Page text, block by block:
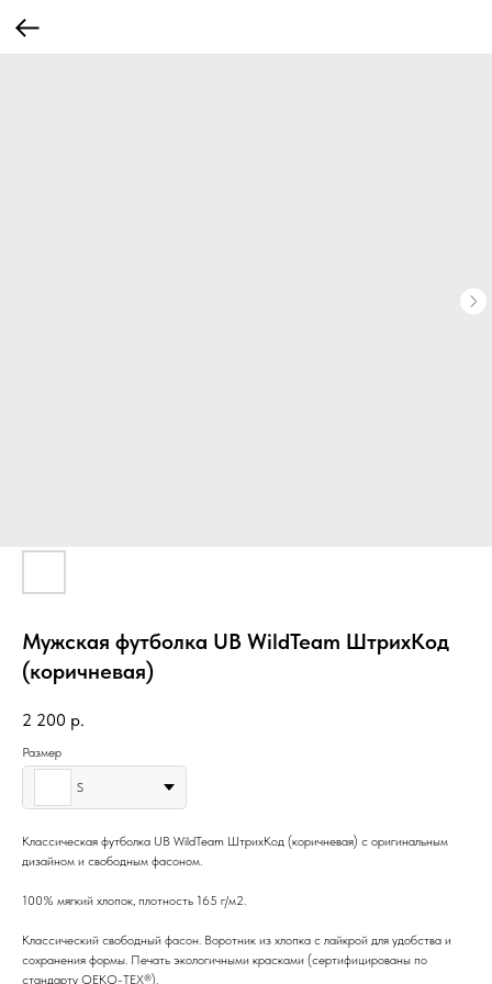
Мужская футболка UB WildTeam ШтрихКод
(коричневая)
2 200 р.
Размер
S
Классическая футболка UB WildTeam ШтрихКод (коричневая) с оригинальным
дизайном и свободным фасоном.
100% мягкий хлопок, плотность 165 г/м2.
Классический свободный фасон. Воротник из хлопка с лайкрой для удобства и
сохранения формы. Печать экологичными красками (сертифицированы по
стандарту OEKO-TEX®).